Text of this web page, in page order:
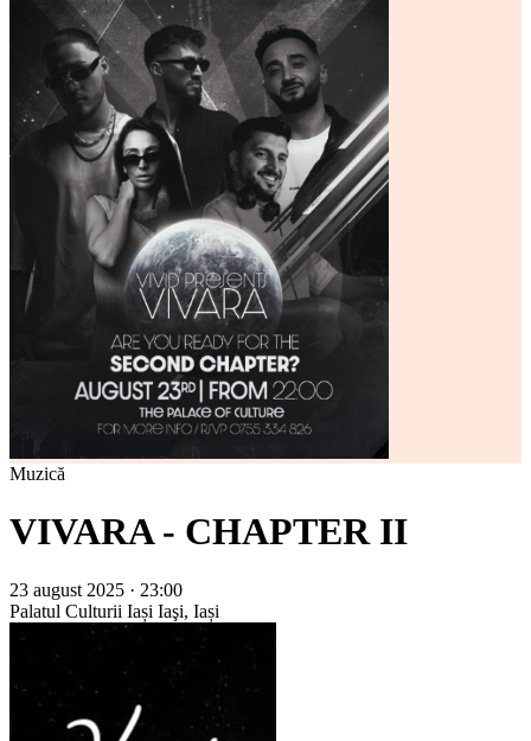
Muzică
VIVARA - CHAPTER II
23 august 2025 · 23:00
Palatul Culturii Iași Iaşi, Iași